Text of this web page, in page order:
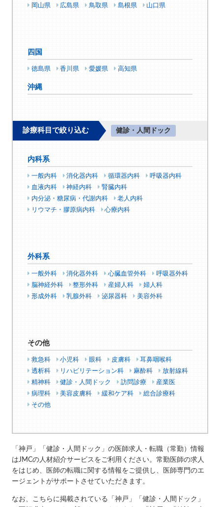
岡山県 広島県 鳥取県 島根県 山口県
四国
徳島県 香川県 愛媛県 高知県
沖縄
診療科目で絞り込む 健診・人間ドック
内科系
一般内科 消化器内科 循環器内科
呼吸器内科
血液内科
神経内科
腎臓内科
内分泌・糖尿病・代謝内科
老人内科
リウマチ・膠原病内科
心療内科
外科系
一般外科 消化器外科 心臓血管外科
呼吸器外科
脳神経外科
整形外科 産婦人科
婦人科
形成外科
乳腺外科 泌尿器科 美容外科
その他
救急科 小児科 眼科 皮膚科
耳鼻咽喉科
透析科
リハビリテーション科 麻酔科
放射線科
精神科
健診・人間ドック 訪問診療
産業医
病理科
美容皮膚科 緩和ケア科
総合診療科
その他
「神戸」「健診・人間ドック」の医師求人・転職（常勤）情報
はJMCの人材紹介サービスをご利用ください。常勤医師の求人
をはじめ、医師の転職に関する情報をご提供し、医師専門のエ
ージェントがサポートさせていただきます。
なお、こちらに掲載されている「神戸」「健診・人間ドック」